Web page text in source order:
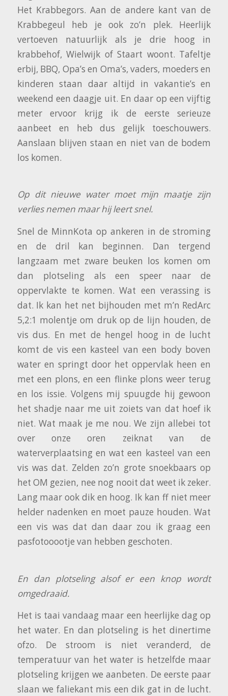
Het Krabbegors. Aan de andere kant van de
Krabbegeul heb je ook zo’n plek. Heerlijk
vertoeven natuurlijk als je drie hoog in
krabbehof, Wielwijk of Staart woont. Tafeltje
erbij, BBQ, Opa’s en Oma’s, vaders, moeders en
kinderen staan daar altijd in vakantie’s en
weekend een daagje uit. En daar op een vijftig
meter ervoor krijg ik de eerste serieuze
aanbeet en heb dus gelijk toeschouwers.
Aanslaan blijven staan en niet van de bodem
los komen.
Op dit nieuwe water moet mijn maatje zijn
verlies nemen maar hij leert snel.
Snel de MinnKota op ankeren in de stroming
en de dril kan beginnen. Dan tergend
langzaam met zware beuken los komen om
dan plotseling als een speer naar de
oppervlakte te komen. Wat een verassing is
dat. Ik kan het net bijhouden met m’n RedArc
5,2:1 molentje om druk op de lijn houden, de
vis dus. En met de hengel hoog in de lucht
komt de vis een kasteel van een body boven
water en springt door het oppervlak heen en
met een plons, en een flinke plons weer terug
en los issie. Volgens mij spuugde hij gewoon
het shadje naar me uit zoiets van dat hoef ik
niet. Wat maak je me nou. We zijn allebei tot
over onze oren zeiknat van de
waterverplaatsing en wat een kasteel van een
vis was dat. Zelden zo’n grote snoekbaars op
het OM gezien, nee nog nooit dat weet ik zeker.
Lang maar ook dik en hoog. Ik kan ff niet meer
helder nadenken en moet pauze houden. Wat
een vis was dat dan daar zou ik graag een
pasfotooootje van hebben geschoten.
En dan plotseling alsof er een knop wordt
omgedraaid.
Het is taai vandaag maar een heerlijke dag op
het water. En dan plotseling is het dinertime
ofzo. De stroom is niet veranderd, de
temperatuur van het water is hetzelfde maar
plotseling krijgen we aanbeten. De eerste paar
slaan we faliekant mis een dik gat in de lucht.